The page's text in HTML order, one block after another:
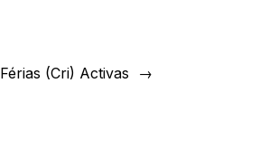
Férias (Cri) Activas